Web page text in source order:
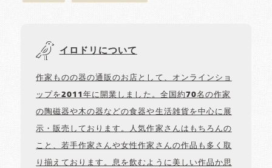
イロドリについて
作家ものの器の通販のお店として、オンラインショ
ップを2011年に開業しました。全国約70名の作家
の陶磁器や木の器などの食器や生活雑貨を中心に展
示・販売しております。人気作家さんはもちろんの
こと、若手作家さんや女性作家さんの作品も多く取
り揃えております。息を飲むように美しい作品か思